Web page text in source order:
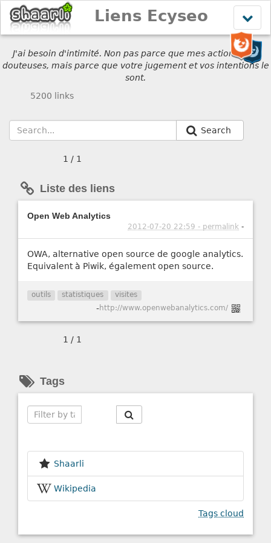
le
menu
Liens Ecyseo
J'ai besoin d'intimité. Non pas parce que mes actions sont
douteuses, mais parce que votre jugement et vos intentions le
sont.
5200 links
Search
1 / 1
Liste des liens
Open Web Analytics
2012-07-20 22:59 - permalink -
OWA, alternative open source de google analytics.
Equivalent à Piwik, également open source.
outils statistiques visites
-http://www.openwebanalytics.com/
1 / 1
Tags
Shaarli
Wikipedia
Tags cloud